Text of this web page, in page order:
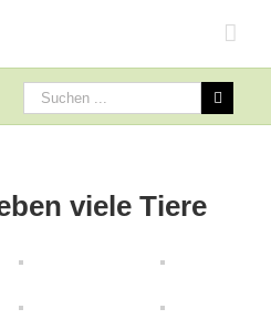
viele Tiere